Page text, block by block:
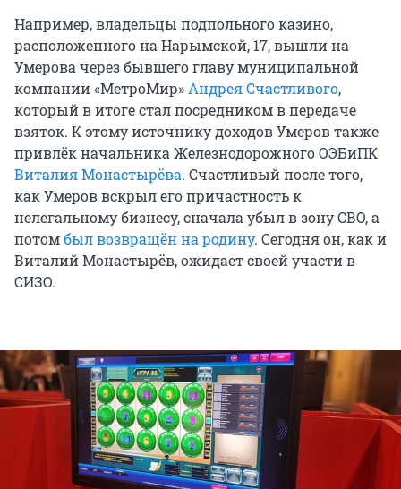
Например, владельцы подпольного казино,
расположенного на Нарымской, 17, вышли на
Умерова через бывшего главу муниципальной
компании «МетроМир» Андрея Счастливого,
который в итоге стал посредником в передаче
взяток. К этому источнику доходов Умеров также
привлёк начальника Железнодорожного ОЭБиПК
Виталия Монастырёва. Счастливый после того,
как Умеров вскрыл его причастность к
нелегальному бизнесу, сначала убыл в зону СВО, а
потомбыл возвращён на родину. Сегодня он, как и
Виталий Монастырёв, ожидает своей участи в
СИЗО.